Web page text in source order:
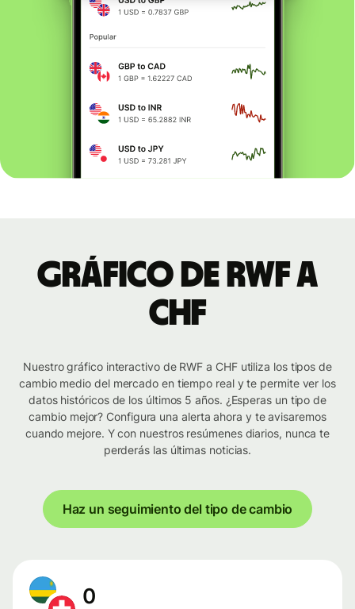
Gráfico de RWF a
CHF
Nuestro gráfico interactivo de RWF a CHF utiliza los tipos de
cambio medio del mercado en tiempo real y te permite ver los
datos históricos de los últimos 5 años. ¿Esperas un tipo de
cambio mejor? Configura una alerta ahora y te avisaremos
cuando mejore. Y con nuestros resúmenes diarios, nunca te
perderás las últimas noticias.
Haz un seguimiento del tipo de cambio
0